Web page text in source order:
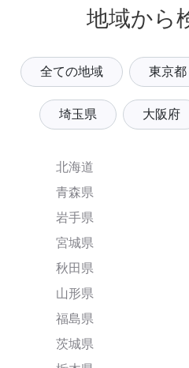
地域から
全ての地域 東京都
埼玉県 大阪府
北海道
青森県
岩手県
宮城県
秋田県
山形県
福島県
茨城県